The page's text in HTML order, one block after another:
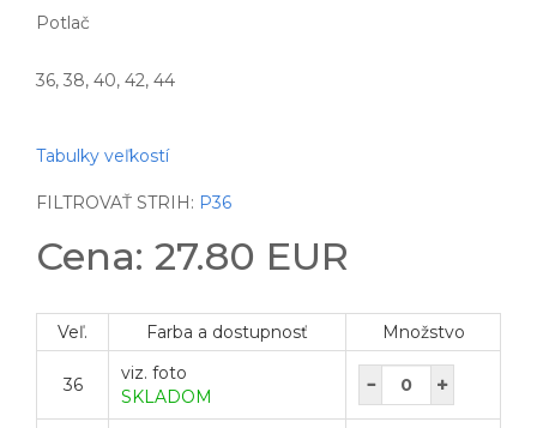
Potlač
36, 38, 40, 42, 44
Tabulky veľkostí
FILTROVAŤ STRIH: P36
Cena: 27.80 EUR
Veľ. Farba a dostupnosť Množstvo
36
viz. foto
SKLADOM